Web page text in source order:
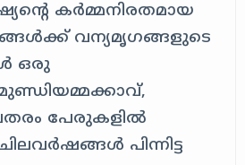
കർമ്മനിരതമായ
വന്യമൃഗങ്ങളുടെ
ഒരു
പേരുകളിൽ
പിന്നിട്ട